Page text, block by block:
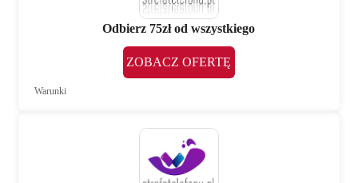
Odbierz 75zł od wszystkiego
ZOBACZ OFERTĘ
Warunki